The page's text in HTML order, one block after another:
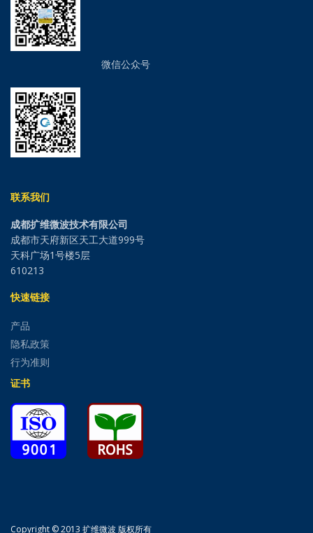
微信公众号
联系我们
成都扩维微波技术有限公司
成都市天府新区天工大道999号
天科广场1号楼5层
610213
快速链接
产品
隐私政策
行为准则
证书
Copyright © 2013 扩维微波 版权所有